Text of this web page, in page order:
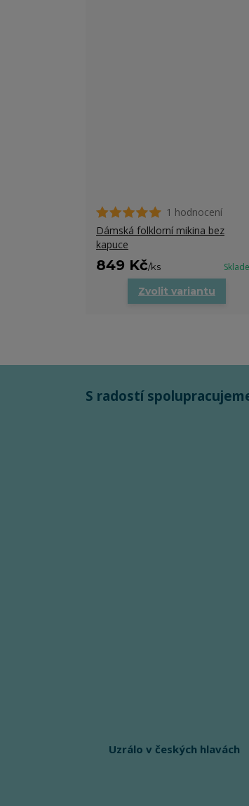
1 hodnocení
Dámská folklorní mikina bez
kapuce
849 Kč/ks
Zvolit variantu
S radostí
Uzrálo v českých hlavách